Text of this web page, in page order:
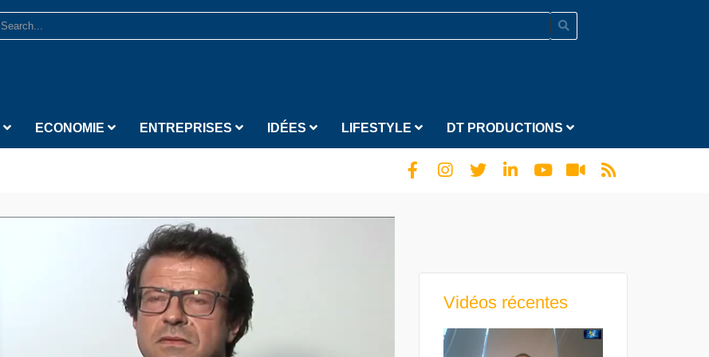
ECONOMIE ENTREPRISES IDÉES LIFESTYLE DT PRODUCTIONS
Lecteur vidéo
Vidéos récentes